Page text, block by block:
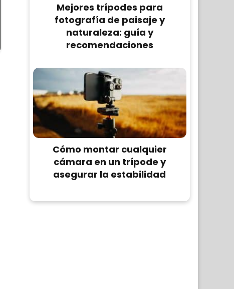
Mejores trípodes para
fotografía de paisaje y
naturaleza: guía y
recomendaciones
Cómo montar cualquier
cámara en un trípode y
asegurar la estabilidad